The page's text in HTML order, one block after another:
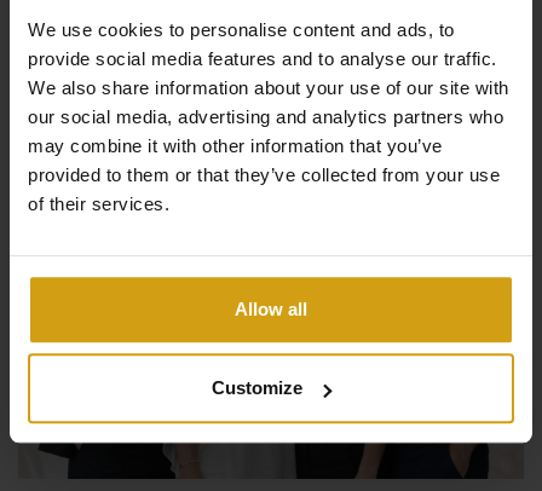
We use cookies to personalise content and ads, to
provide social media features and to analyse our traffic.
We also share information about your use of our site with
our social media, advertising and analytics partners who
may combine it with other information that you’ve
provided to them or that they’ve collected from your use
of their services.
Allow all
Customize